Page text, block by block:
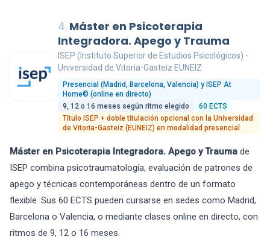
4. Máster en Psicoterapia
Integradora. Apego y Trauma
ISEP (Instituto Superior de Estudios Psicológicos) -
Universidad de Vitoria-Gasteiz EUNEIZ
Presencial (Madrid, Barcelona, Valencia) y ISEP At
Home© (online en directo)
9, 12 o 16 meses según ritmo elegido
60 ECTS
Título ISEP + doble titulación opcional con la Universidad
de Vitoria-Gasteiz (EUNEIZ) en modalidad presencial
Máster en Psicoterapia Integradora. Apego y Trauma de
ISEP combina psicotraumatología, evaluación de patrones de
apego y técnicas contemporáneas dentro de un formato
flexible. Sus 60 ECTS pueden cursarse en sedes como Madrid,
Barcelona o Valencia, o mediante clases online en directo, con
ritmos de 9, 12 o 16 meses.